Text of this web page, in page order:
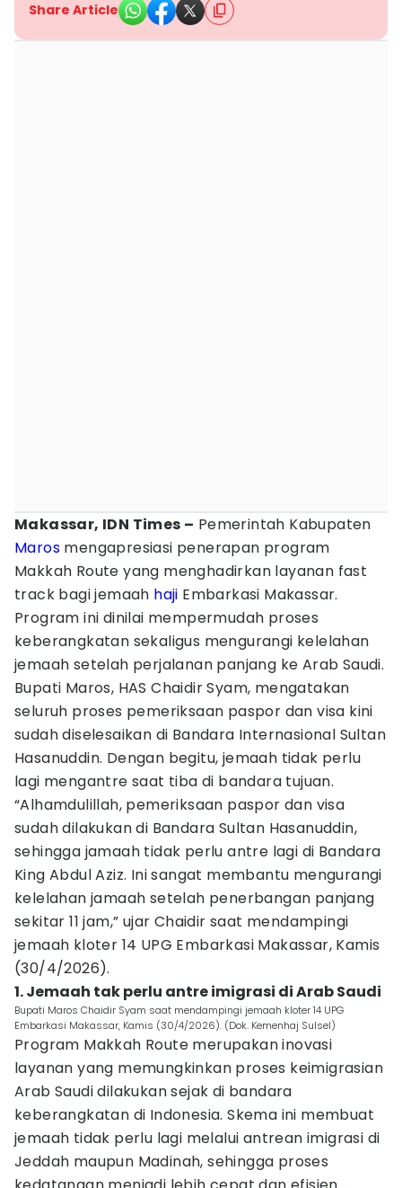
Share Article
Makassar, IDN Times – Pemerintah Kabupaten
Maros mengapresiasi penerapan program
Makkah Route yang menghadirkan layanan fast
track bagi jemaah haji Embarkasi Makassar.
Program ini dinilai mempermudah proses
keberangkatan sekaligus mengurangi kelelahan
jemaah setelah perjalanan panjang ke Arab Saudi.
Bupati Maros, HAS Chaidir Syam, mengatakan
seluruh proses pemeriksaan paspor dan visa kini
sudah diselesaikan di Bandara Internasional Sultan
Hasanuddin. Dengan begitu, jemaah tidak perlu
lagi mengantre saat tiba di bandara tujuan.
“Alhamdulillah, pemeriksaan paspor dan visa
sudah dilakukan di Bandara Sultan Hasanuddin,
sehingga jamaah tidak perlu antre lagi di Bandara
King Abdul Aziz. Ini sangat membantu mengurangi
kelelahan jamaah setelah penerbangan panjang
sekitar 11 jam,” ujar Chaidir saat mendampingi
jemaah kloter 14 UPG Embarkasi Makassar, Kamis
(30/4/2026).
1. Jemaah tak perlu antre imigrasi di Arab Saudi
Bupati Maros Chaidir Syam saat mendampingi jemaah kloter 14 UPG
Embarkasi Makassar, Kamis (30/4/2026). (Dok. Kemenhaj Sulsel)
Program Makkah Route merupakan inovasi
layanan yang memungkinkan proses keimigrasian
Arab Saudi dilakukan sejak di bandara
keberangkatan di Indonesia. Skema ini membuat
jemaah tidak perlu lagi melalui antrean imigrasi di
Jeddah maupun Madinah, sehingga proses